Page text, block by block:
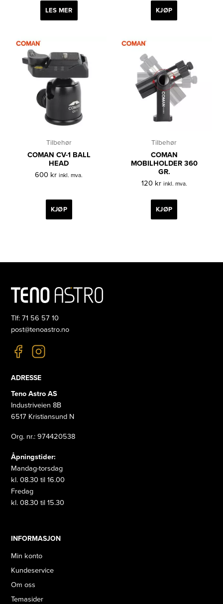
LES MER KJØP
Tilbehør
COMAN CV-1 BALL
HEAD
600 kr inkl. mva.
KJØP
Tilbehør
COMAN
MOBILHOLDER 360
GR.
120 kr inkl. mva.
KJØP
Tlf: 71 56 57 10
post@tenoastro.no
ADRESSE
Teno Astro AS
Industriveien 8B
6517 Kristiansund N
Org. nr.: 974420538
Åpningstider:
Mandag-torsdag
kl. 08.30 til 16.00
Fredag
kl. 08.30 til 15.30
INFORMASJON
Min konto
Kundeservice
Om oss
Temasider